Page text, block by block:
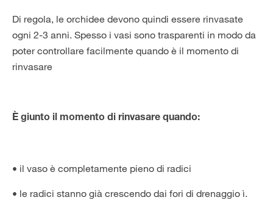
Di regola, le orchidee devono quindi essere rinvasate
ogni 2-3 anni. Spesso i vasi sono trasparenti in modo da
poter controllare facilmente quando è il momento di
rinvasare
È giunto il momento di rinvasare quando:
• il vaso è completamente pieno di radici
• le radici stanno già crescendo dai fori di drenaggio ì.